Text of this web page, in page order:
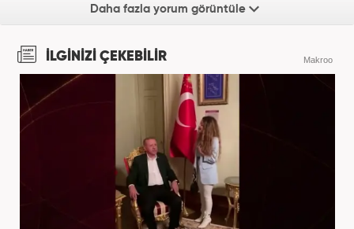
Daha fazla yorum görüntüle
İLGİNİZİ ÇEKEBİLİR Makroo